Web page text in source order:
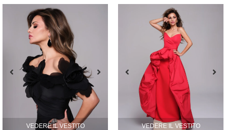
VEDERE IL VESTITO VEDERE IL VESTITO